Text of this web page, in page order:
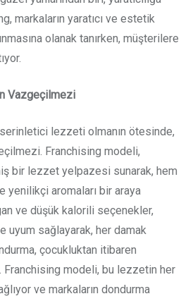
markaların yaratıcı ve estetik
olanak tanırken, müşterilere
Vazgeçilmezi
serinletici lezzeti olmanın ötesinde,
Franchising modeli,
bir lezzet yelpazesi sunarak, hem
yenilikçi aromaları bir araya
ve düşük kalorili seçenekler,
uyum sağlayarak, her damak
çocukluktan itibaren
Franchising modeli, bu lezzetin her
ve markaların dondurma